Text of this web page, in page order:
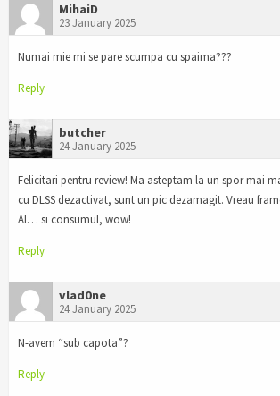
MihaiD
23 January 2025
Numai mie mi se pare scumpa cu spaima???
Reply
butcher
24 January 2025
Felicitari pentru review! Ma asteptam la un spor mai
cu DLSS dezactivat, sunt un pic dezamagit. Vreau
AI… si consumul, wow!
Reply
vlad0ne
24 January 2025
N-avem “sub capota”?
Reply